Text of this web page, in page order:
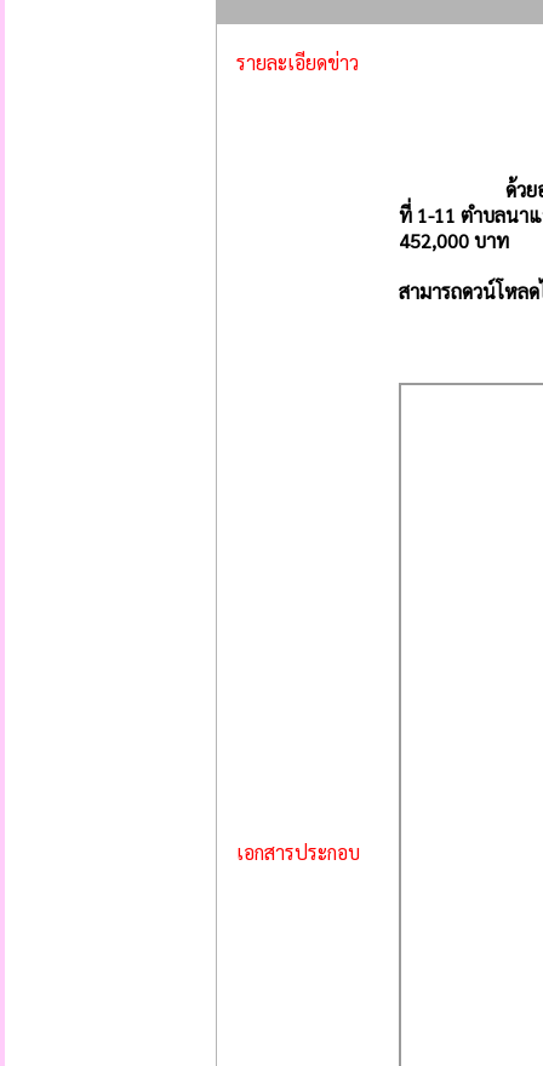
รายละเอียดข่าว
ด้วยองค์การ
ที่ 1-11 ตำบลนา
452,000 บาท
สามารถดวน์โหล
เอกสารประกอบ